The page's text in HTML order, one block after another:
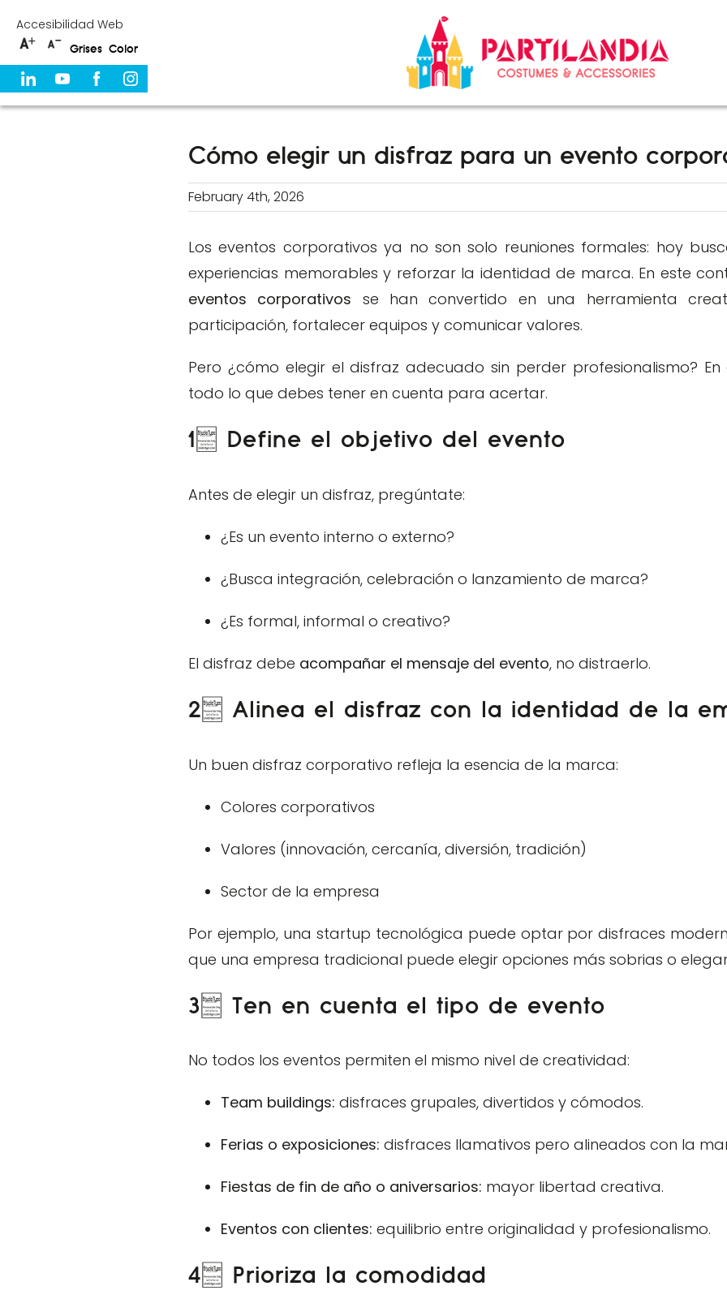
content
Accesibilidad Web
Grises Color
Cómo elegir un disfraz para un evento
February 4th, 2026
Los eventos corporativos ya no son solo reuniones formales: hoy
experiencias memorables y reforzar la identidad de marca. En este
eventos corporativos se han convertido en una herramienta
participación, fortalecer equipos y comunicar valores.
Pero ¿cómo elegir el disfraz adecuado sin perder profesionalismo?
todo lo que debes tener en cuenta para acertar.
1. Define el objetivo del evento
Antes de elegir un disfraz, pregúntate:
¿Es un evento interno o externo?
¿Busca integración, celebración o lanzamiento de marca?
¿Es formal, informal o creativo?
El disfraz debe acompañar el mensaje del evento, no distraerlo.
2. Alinea el disfraz con la identidad de la
Un buen disfraz corporativo refleja la esencia de la marca:
Colores corporativos
Valores (innovación, cercanía, diversión, tradición)
Sector de la empresa
Por ejemplo, una startup tecnológica puede optar por disfraces
que una empresa tradicional puede elegir opciones más sobrias o
3. Ten en cuenta el tipo de evento
No todos los eventos permiten el mismo nivel de creatividad:
Team buildings: disfraces grupales, divertidos y cómodos.
Ferias o exposiciones: disfraces llamativos pero alineados con la
Fiestas de fin de año o aniversarios: mayor libertad creativa.
Eventos con clientes: equilibrio entre originalidad y profesionalismo.
4. Prioriza la comodidad